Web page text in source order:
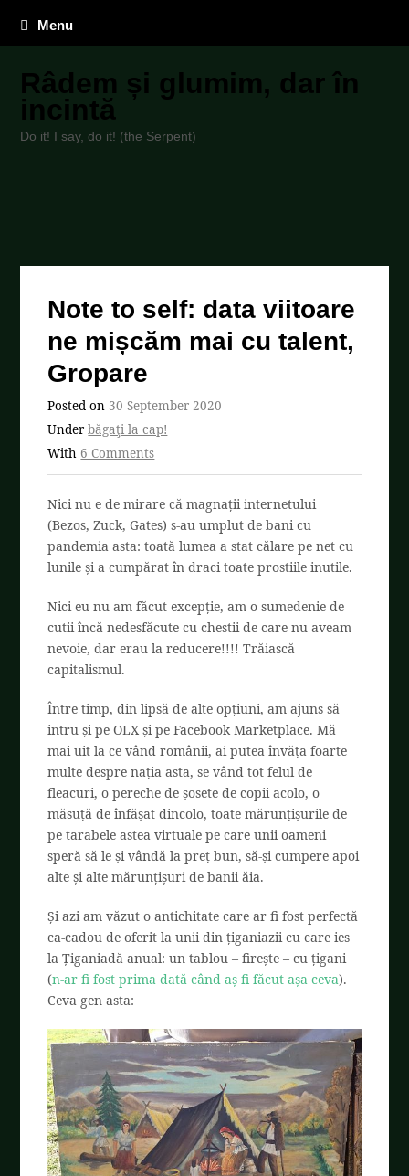
Menu
Râdem și glumim, dar în
incintă
Do it! I say, do it! (the Serpent)
Note to self: data viitoare
ne mișcăm mai cu talent,
Gropare
Posted on 30 September 2020
Underbăgaţi la cap!
With 6 Comments
Nici nu e de mirare că magnații internetului
(Bezos, Zuck, Gates) s-au umplut de bani cu
pandemia asta: toată lumea a stat călare pe net cu
lunile și a cumpărat în draci toate prostiile inutile.
Nici eu nu am făcut excepție, am o sumedenie de
cutii încă nedesfăcute cu chestii de care nu aveam
nevoie, dar erau la reducere!!!! Trăiască
capitalismul.
Între timp, din lipsă de alte opțiuni, am ajuns să
intru și pe OLX și pe Facebook Marketplace. Mă
mai uit la ce vând românii, ai putea învăța foarte
multe despre nația asta, se vând tot felul de
fleacuri, o pereche de șosete de copii acolo, o
măsuță de înfășat dincolo, toate mărunțișurile de
pe tarabele astea virtuale pe care unii oameni
speră să le și vândă la preț bun, să-și cumpere apoi
alte și alte mărunțișuri de banii ăia.
Și azi am văzut o antichitate care ar fi fost perfectă
ca-cadou de oferit la unii din țiganiazii cu care ies
la Țiganiadă anual: un tablou – firește – cu țigani
(n-ar fi fost prima dată când aș fi făcut așa ceva).
Ceva gen asta: